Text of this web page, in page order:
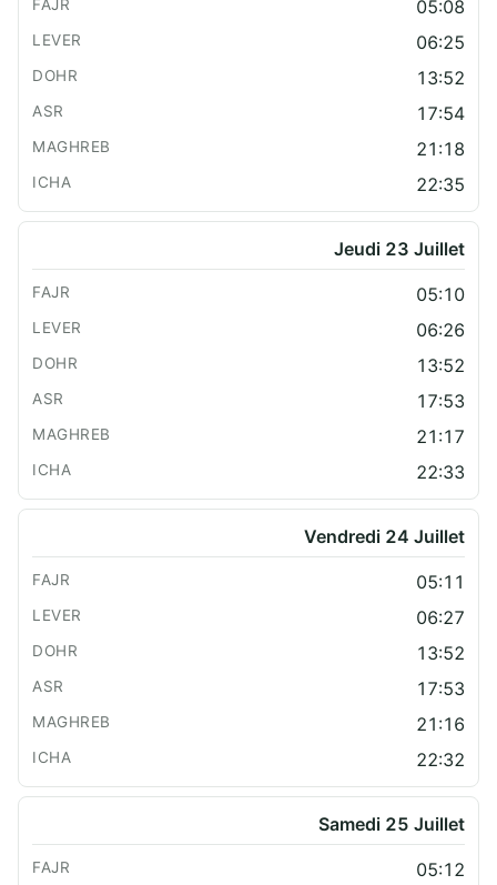
05:08
06:25
13:52
17:54
21:18
22:35
Jeudi 23 Juillet
05:10
06:26
13:52
17:53
21:17
22:33
Vendredi 24 Juillet
05:11
06:27
13:52
17:53
21:16
22:32
Samedi 25 Juillet
05:12